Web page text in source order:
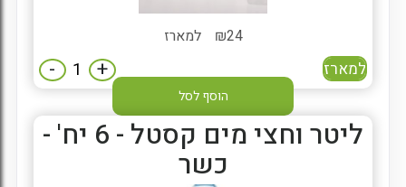
24
₪ למארז
למארז +
-
הוסף לסל
ליטר וחצי מים קסטל - 6 יח' -
כשר